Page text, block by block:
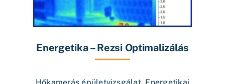
Energetika – Rezsi Optimalizálás